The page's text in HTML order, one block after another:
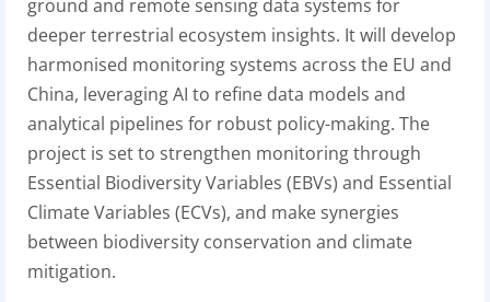
ground and remote sensing data systems for
deeper terrestrial ecosystem insights. It will develop
harmonised monitoring systems across the EU and
China, leveraging AI to refine data models and
analytical pipelines for robust policy-making. The
project is set to strengthen monitoring through
Essential Biodiversity Variables (EBVs) and Essential
Climate Variables (ECVs), and make synergies
between biodiversity conservation and climate
mitigation.